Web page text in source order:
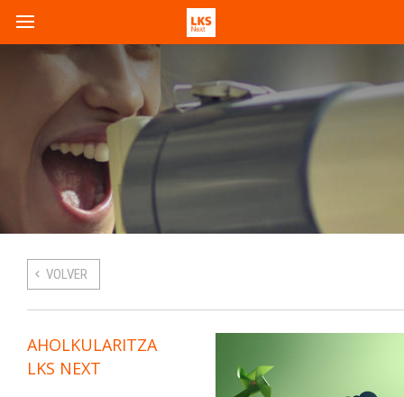
VOLVER
AHOLKULARITZA
LKS NEXT